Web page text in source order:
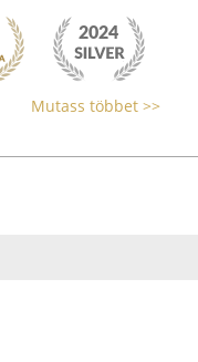
Mutass többet >>